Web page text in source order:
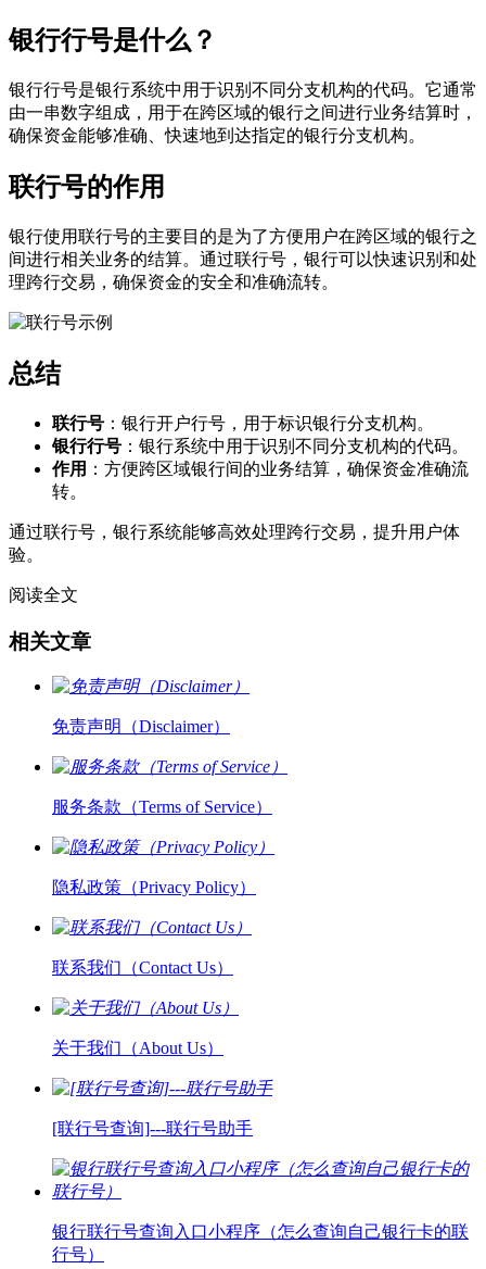
银行行号是什么？
银行行号是银行系统中用于识别不同分支机构的代码。它通常
由一串数字组成，用于在跨区域的银行之间进行业务结算时，
确保资金能够准确、快速地到达指定的银行分支机构。
联行号的作用
银行使用联行号的主要目的是为了方便用户在跨区域的银行之
间进行相关业务的结算。通过联行号，银行可以快速识别和处
理跨行交易，确保资金的安全和准确流转。
总结
联行号 ：银行开户行号，用于标识银行分支机构。
银行行号 ：银行系统中用于识别不同分支机构的代码。
作用 ：方便跨区域银行间的业务结算，确保资金准确流
转。
通过联行号，银行系统能够高效处理跨行交易，提升用户体
验。
阅读全文
相关文章
免责声明（Disclaimer）
服务条款（Terms of Service）
隐私政策（Privacy Policy）
联系我们（Contact Us）
关于我们（About Us）
[联行号查询]---联行号助手
银行联行号查询入口小程序（怎么查询自己银行卡的联
行号）